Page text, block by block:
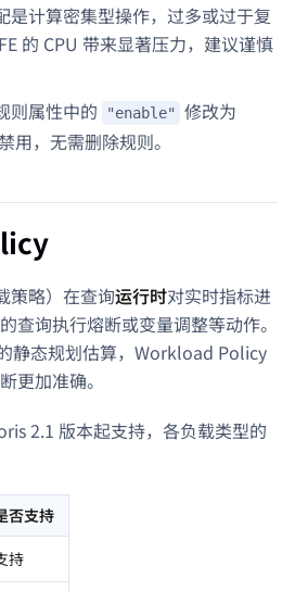
是计算密集型操作，过多或过于复
的 CPU 带来显著压力，建议谨慎
则属性中的 "enable" 修改为
用，无需删除规则。
策略）在查询运行时对实时指标进
查询执行熔断或变量调整等动作。
静态规划估算，Workload Policy
更加准确。
2.1 版本起支持，各负载类型的
否支持
持